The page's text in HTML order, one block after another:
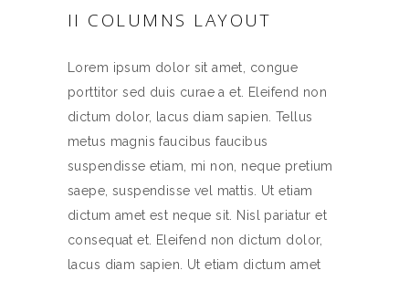
II COLUMNS LAYOUT
Lorem ipsum dolor sit amet, congue
porttitor sed duis curae a et. Eleifend non
dictum dolor, lacus diam sapien. Tellus
metus magnis faucibus faucibus
suspendisse etiam, mi non, neque pretium
saepe, suspendisse vel mattis. Ut etiam
dictum amet est neque sit. Nisl pariatur et
consequat et. Eleifend non dictum dolor,
lacus diam sapien. Ut etiam dictum amet